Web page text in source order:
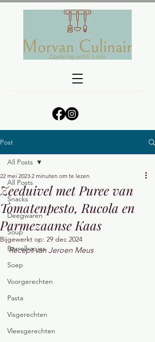
Post
All Posts
Snacks
Deegwaren
Soup
Borrelhapjes
Soep
Voorgerechten
Pasta
Visgerechten
Vleesgerechten
All Posts
Zeeduivel met Puree van
Tomatenpesto, Rucola en
Parmezaanse Kaas
22 mei 2023 2 minuten om te lezen
Bijgewerkt op: 29 dec 2024
Recept van Jeroen Meus